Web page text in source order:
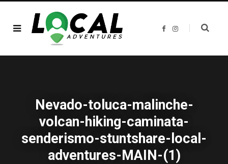
F
b
I
a
Nevado-toluca-malinche-
volcan-hiking-caminata-
senderismo-stuntshare-local-
adventures-MAIN-(1)